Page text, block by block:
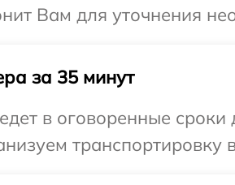
Вам для уточнения
за 35 минут
в оговоренные
транспортировку